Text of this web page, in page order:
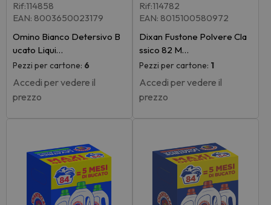
Rif:114858
EAN: 8003650023179
Omino Bianco Detersivo B
ucato Liqui…
Pezzi per cartone: 6
Accedi per vedere il
prezzo
Rif:114782
EAN: 8015100580972
Dixan Fustone Polvere Cla
ssico 82 M…
Pezzi per cartone: 1
Accedi per vedere il
prezzo